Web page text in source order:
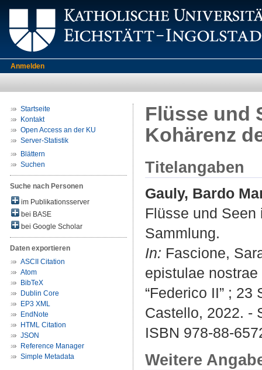
Anmelden
Startseite
Kontakt
Open Access an der KU
Server-Statistik
Blättern
Suchen
Suche nach Personen
im Publikationsserver
bei BASE
bei Google Scholar
Daten exportieren
ASCII Citation
Atom
BibTeX
Dublin Core
EP3 XML
EndNote
HTML Citation
JSON
Reference Manager
Simple Metadata
Flüsse und
Kohärenz
Titelangaben
Gauly, Bardo
Flüsse und
Sammlung.
In: Fascione,
epistulae
“Federico II” ;
Castello, 2022. -
ISBN 978-88-
Weitere